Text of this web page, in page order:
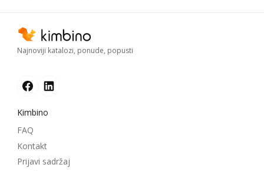
Najnoviji katalozi, ponude, popusti
Kimbino
FAQ
Kontakt
Prijavi sadržaj